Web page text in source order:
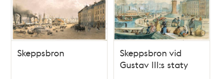
Skeppsbron
Skeppsbron vid
Gustav III:s staty